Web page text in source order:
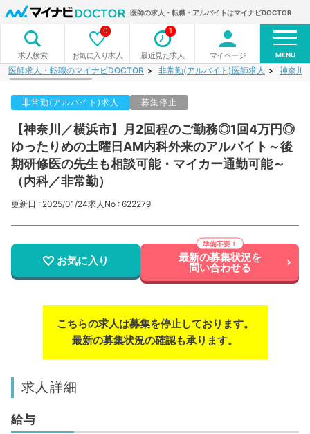
医師の求人・転職・アルバイトはマイナビDOCTOR
求人検索 お気に入り求人
0
最近見た求人
1
マイページ MENU
医師求人・転職のマイナビDOCTOR 非常勤(アルバイト)医師求人 神奈川
非常勤(アルバイト)求人 募集停止
【神奈川／横浜市】月2回程のご勤務◎1回4万円◎
ゆったりめの土曜日AM内科外来のアルバイト～後
期研修医の先生も相談可能・マイカー通勤可能～
（内科／非常勤）
更新日 : 2025/01/24求人No : 622279
お気に入り 最新の募集状況を
問い合わせる
こちらの求人は募集を停止しております。
最新の募集状況の確認も承ります。
求人詳細
給与